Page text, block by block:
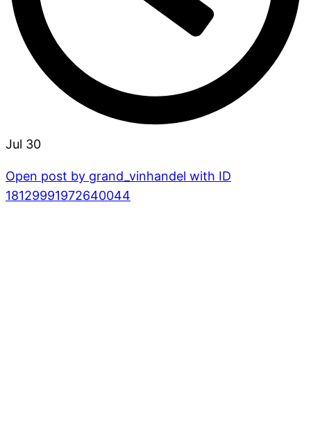
Jul 30
Open post by grand_vinhandel with ID
18129991972640044